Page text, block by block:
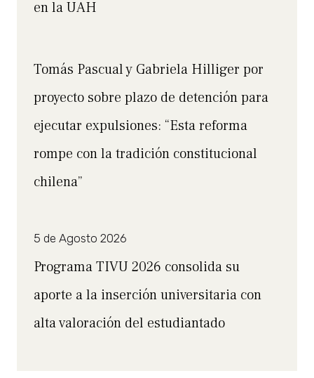
en la UAH
Tomás Pascual y Gabriela Hilliger por
proyecto sobre plazo de detención para
ejecutar expulsiones: “Esta reforma
rompe con la tradición constitucional
chilena”
5 de Agosto 2026
Programa TIVU 2026 consolida su
aporte a la inserción universitaria con
alta valoración del estudiantado